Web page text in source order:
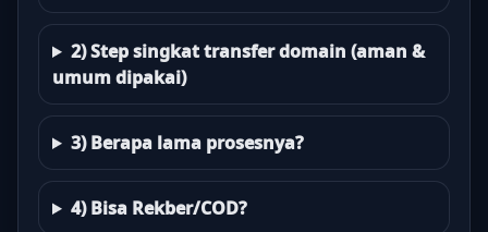
2) Step singkat transfer domain (aman &
umum dipakai)
3) Berapa lama prosesnya?
4) Bisa Rekber/COD?